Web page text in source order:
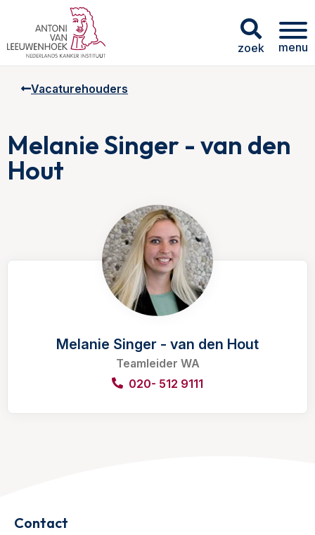
zoek menu
Vacaturehouders
Melanie Singer - van den
Hout
Melanie Singer - van den Hout
Teamleider WA
020- 512 9111
Contact